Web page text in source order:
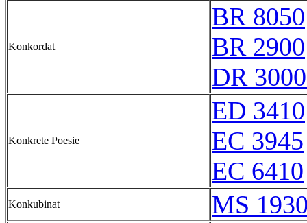
Konkordat
BR 8050
BR 2900
DR
Konkrete Poesie
ED 3410
EC 3945
EC 6410
Konkubinat MS